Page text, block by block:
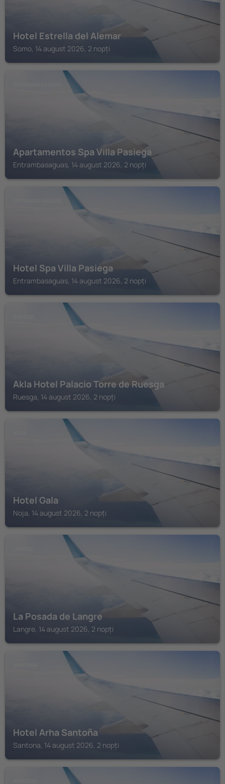
Hotel Estrella del Alemar
Somo, 14 august 2026, 2 nopți
Apartamentos Spa Villa Pasiega
Entrambasaguas, 14 august 2026, 2 nopți
Hotel Spa Villa Pasiega
Entrambasaguas, 14 august 2026, 2 nopți
Akla Hotel Palacio Torre de Ruesga
Ruesga, 14 august 2026, 2 nopți
Hotel Gala
Noja, 14 august 2026, 2 nopți
La Posada de Langre
Langre, 14 august 2026, 2 nopți
Hotel Arha Santoña
Santona, 14 august 2026, 2 nopți